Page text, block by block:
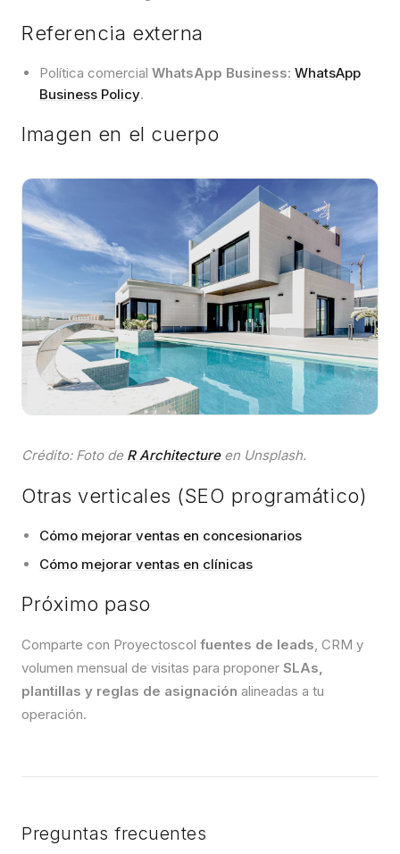
Referencia externa
Política comercial WhatsApp Business: WhatsApp
Business Policy.
Imagen en el cuerpo
Crédito: Foto de R Architectureen Unsplash.
Otras verticales (SEO programático)
Cómo mejorar ventas en concesionarios
Cómo mejorar ventas en clínicas
Próximo paso
Comparte con Proyectoscol fuentes de leads, CRM y
volumen mensual de visitas para proponer SLAs,
plantillas y reglas de asignación alineadas a tu
operación.
Preguntas frecuentes